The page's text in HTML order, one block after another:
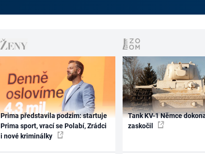
Prima představila podzim: startuje
Prima sport, vrací se Polabí, Zrádci
i nové kriminálky
Tank KV-1 Němce
zaskočil